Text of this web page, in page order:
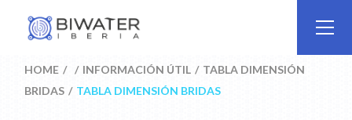
HOME INFORMACIÓN ÚTIL
TABLA DIMENSIÓN
BRIDAS
TABLA DIMENSIÓN BRIDAS